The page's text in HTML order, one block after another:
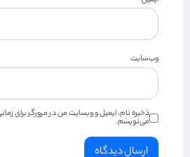
وب‌سایت
ذخیره نام، ایمیل و وبسایت من در مرورگر برای
می‌نویسم.